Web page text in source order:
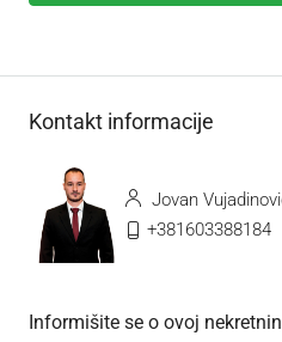
Kontakt informacije
Jovan
+381603388184
Informišite se o ovoj